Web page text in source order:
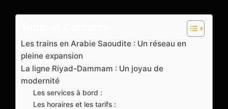
Les trains en Arabie Saoudite : Un réseau en
pleine expansion
La ligne Riyad-Dammam : Un joyau de
modernité
Les services à bord :
Les horaires et les tarifs :